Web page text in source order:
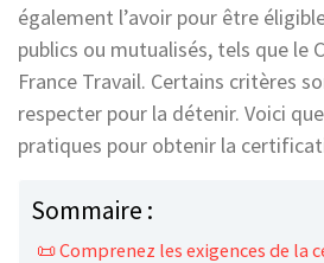
également l’avoir pour être
publics ou mutualisés, tels que le
France Travail. Certains critères
respecter pour la détenir. Voici
pratiques pour obtenir la
Sommaire :
📜 Comprenez les exigences de la